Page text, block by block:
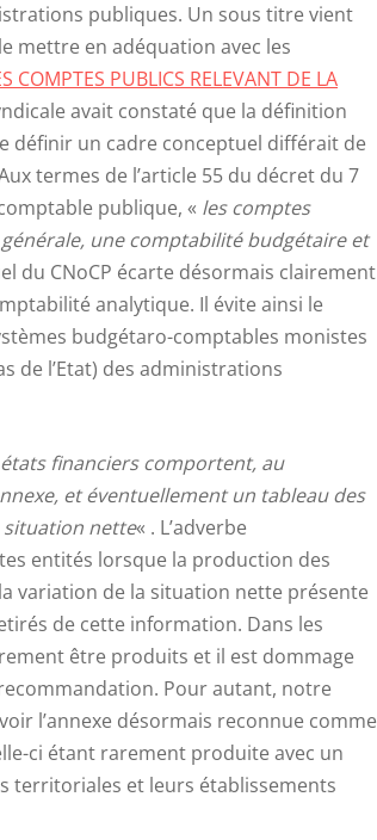
publiques. Un sous titre vient
mettre en adéquation avec les
COMPTES PUBLICS RELEVANT DE LA
avait constaté que la définition
définir un cadre conceptuel différait de
termes de l’article 55 du décret du 7
publique, « les comptes
une comptabilité budgétaire et
du CNoCP écarte désormais clairement
analytique. Il évite ainsi le
budgétaro-comptables monistes
de l’Etat) des administrations
financiers comportent, au
et éventuellement un tableau des
situation nette« . L’adverbe
entités lorsque la production des
variation de la situation nette présente
de cette information. Dans les
être produits et il est dommage
Pour autant, notre
l’annexe désormais reconnue comme
ci étant rarement produite avec un
territoriales et leurs établissements